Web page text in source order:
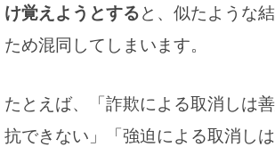
け覚えようとすると、似たような
ため混同してしまいます。
たとえば、「詐欺による取消しは
抗できない」「強迫による取消し